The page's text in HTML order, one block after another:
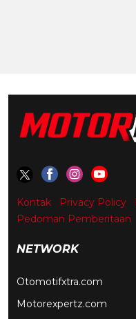
Kontak Privacy Policy
Pedoman Pemberitaan
NETWORK
Otomotifxtra.com
Motorexpertz.com